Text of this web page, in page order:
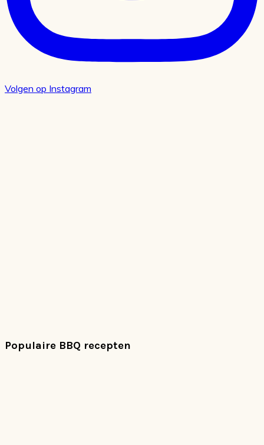
Volgen op Instagram
Populaire BBQ recepten